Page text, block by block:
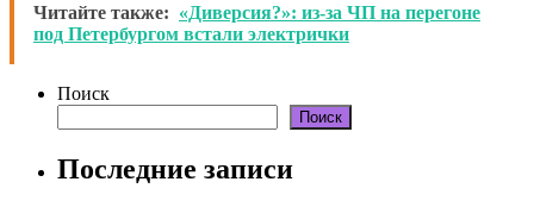
Читайте также: «Диверсия?»: из-за ЧП на перегоне
под Петербургом встали электрички
Поиск
Поиск
Последние записи